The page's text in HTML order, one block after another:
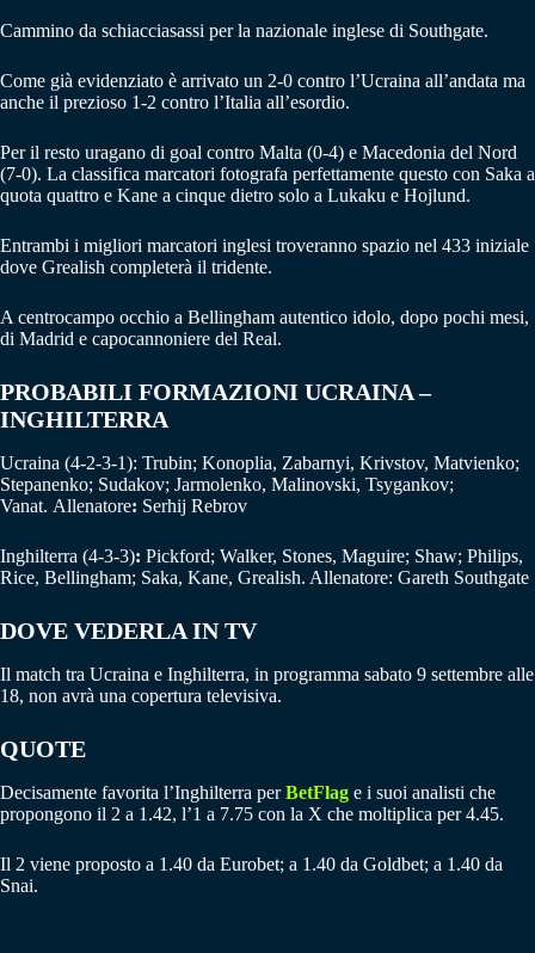
Cammino da schiacciasassi per la nazionale inglese di Southgate.
Come già evidenziato è arrivato un 2-0 contro l’Ucraina all’andata ma
anche il prezioso 1-2 contro l’Italia all’esordio.
Per il resto uragano di goal contro Malta (0-4) e Macedonia del Nord
(7-0). La classifica marcatori fotografa perfettamente questo con Saka a
quota quattro e Kane a cinque dietro solo a Lukaku e Hojlund.
Entrambi i migliori marcatori inglesi troveranno spazio nel 433 iniziale
dove Grealish completerà il tridente.
A centrocampo occhio a Bellingham autentico idolo, dopo pochi mesi,
di Madrid e capocannoniere del Real.
PROBABILI FORMAZIONI UCRAINA –
INGHILTERRA
Ucraina (4-2-3-1): Trubin; Konoplia, Zabarnyi, Krivstov, Matvienko;
Stepanenko; Sudakov; Jarmolenko, Malinovski, Tsygankov;
Vanat. Allenatore: Serhij Rebrov
Inghilterra (4-3-3): Pickford; Walker, Stones, Maguire; Shaw; Philips,
Rice, Bellingham; Saka, Kane, Grealish. Allenatore: Gareth Southgate
DOVE VEDERLA IN TV
Il match tra Ucraina e Inghilterra, in programma sabato 9 settembre alle
18, non avrà una copertura televisiva.
QUOTE
Decisamente favorita l’Inghilterra perBetFlag e i suoi analisti che
propongono il 2 a 1.42, l’1 a 7.75 con la X che moltiplica per 4.45.
Il 2 viene proposto a 1.40 da Eurobet; a 1.40 da Goldbet; a 1.40 da
Snai.